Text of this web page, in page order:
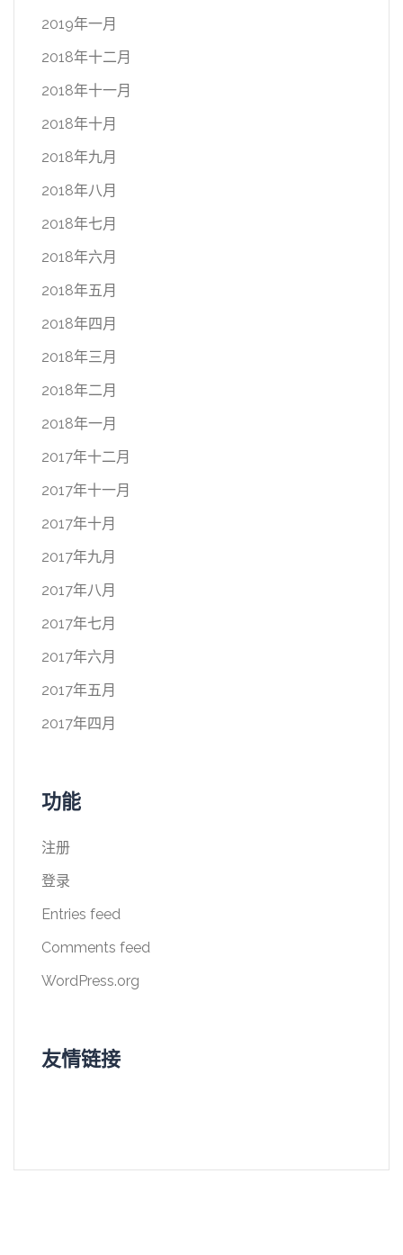
2019年一月
2018年十二月
2018年十一月
2018年十月
2018年九月
2018年八月
2018年七月
2018年六月
2018年五月
2018年四月
2018年三月
2018年二月
2018年一月
2017年十二月
2017年十一月
2017年十月
2017年九月
2017年八月
2017年七月
2017年六月
2017年五月
2017年四月
功能
注册
登录
Entries feed
Comments feed
WordPress.org
友情链接